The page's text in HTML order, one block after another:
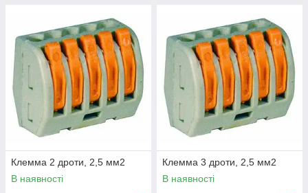
Клемма 2 дроти, 2,5 мм2
В наявності
Клемма 3 дроти, 2,5 мм2
В наявності